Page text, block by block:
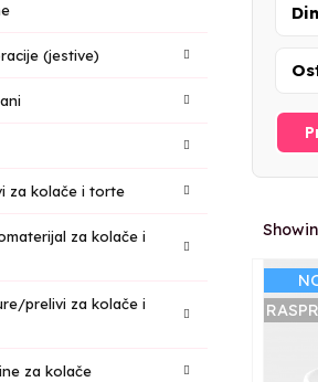
(jestive)
za kolače i torte
za kolače i
prelivi za kolače i
za kolače